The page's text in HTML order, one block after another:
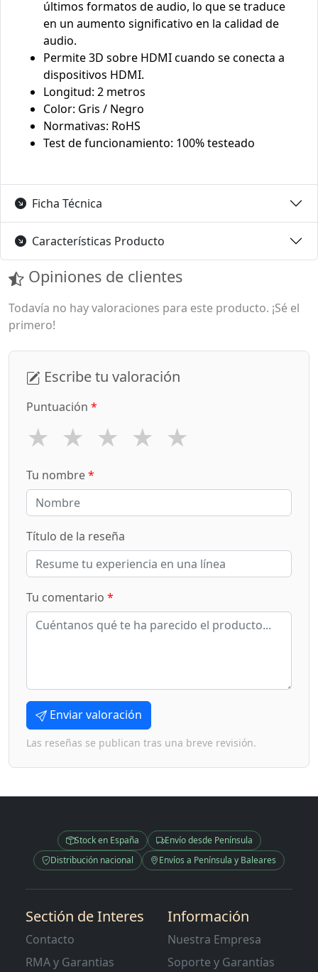
últimos formatos de audio, lo que se traduce
en un aumento significativo en la calidad de
audio.
Permite 3D sobre HDMI cuando se conecta a
dispositivos HDMI.
Longitud: 2 metros
Color: Gris / Negro
Normativas: RoHS
Test de funcionamiento: 100% testeado
Ficha Técnica
Características Producto
Opiniones de clientes
Todavía no hay valoraciones para este producto. ¡Sé el
primero!
Escribe tu valoración
Puntuación *
★ ★ ★ ★ ★
Tu nombre*
Título de la reseña
Tu comentario *
Enviar valoración
Las reseñas se publican tras una breve revisión.
Stock en España
Envío desde Península
Distribución nacional
Envíos a Península y Baleares
Sectión de Interes
Contacto
RMA y Garantias
Información
Nuestra Empresa
Soporte y Garantías